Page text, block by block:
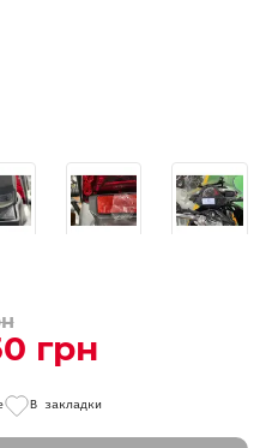
грн
В закладки